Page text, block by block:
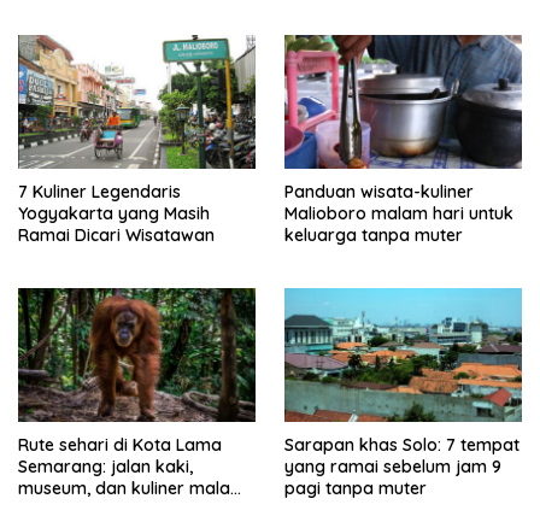
7 Kuliner Legendaris
Yogyakarta yang Masih
Ramai Dicari Wisatawan
Panduan wisata-kuliner
Malioboro malam hari untuk
keluarga tanpa muter
Rute sehari di Kota Lama
Semarang: jalan kaki,
museum, dan kuliner malam
Sarapan khas Solo: 7 tempat
yang ramai sebelum jam 9
pagi tanpa muter